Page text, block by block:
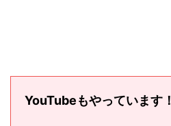
YouTubeもやっています！